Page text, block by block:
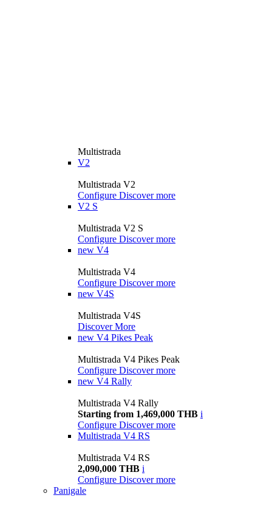
Multistrada
V2
Multistrada V2
Configure Discover more
V2 S
Multistrada V2 S
Configure Discover more
new V4
Multistrada V4
Configure Discover more
new V4S
Multistrada V4S
Discover More
new V4 Pikes Peak
Multistrada V4 Pikes Peak
Configure Discover more
new V4 Rally
Multistrada V4 Rally
Starting from 1,469,000 THB i
Configure Discover more
Multistrada V4 RS
Multistrada V4 RS
2,090,000 THB i
Configure Discover more
Panigale